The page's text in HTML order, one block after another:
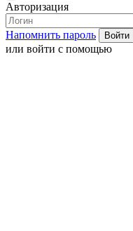
Авторизация
Напомнить пароль
или войти с помощью